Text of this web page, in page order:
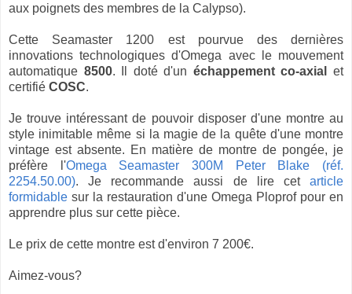
aux poignets des membres de la Calypso).
Cette Seamaster 1200 est pourvue des dernières
innovations technologiques d'Omega avec le mouvement
automatique 8500. Il doté d'un échappement co-axial
et
certifié COSC.
Je trouve intéressant de pouvoir disposer d'une montre au
style inimitable même si la magie de la quête d'une montre
vintage est absente. En matière de montre de pongée, je
préfère l'Omega Seamaster 300M Peter Blake (réf.
2254.50.00).Je recommande aussi de lire cetarticle
formidable sur la restauration d'une Omega Ploprof pour en
apprendre plus sur cette pièce.
Le prix de cette montre est d'environ 7 200€.
Aimez-vous?